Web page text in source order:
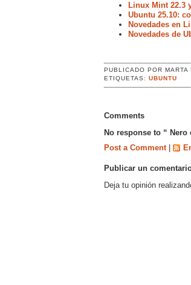
Linux Mint 22.3
Ubuntu 25.10:
Novedades en
Novedades de
PUBLICADO PORMARTA
ETIQUETAS:UBUNTU
Comments
No response to “ Nero
Post a Comment
Publicar un
Deja tu opinión